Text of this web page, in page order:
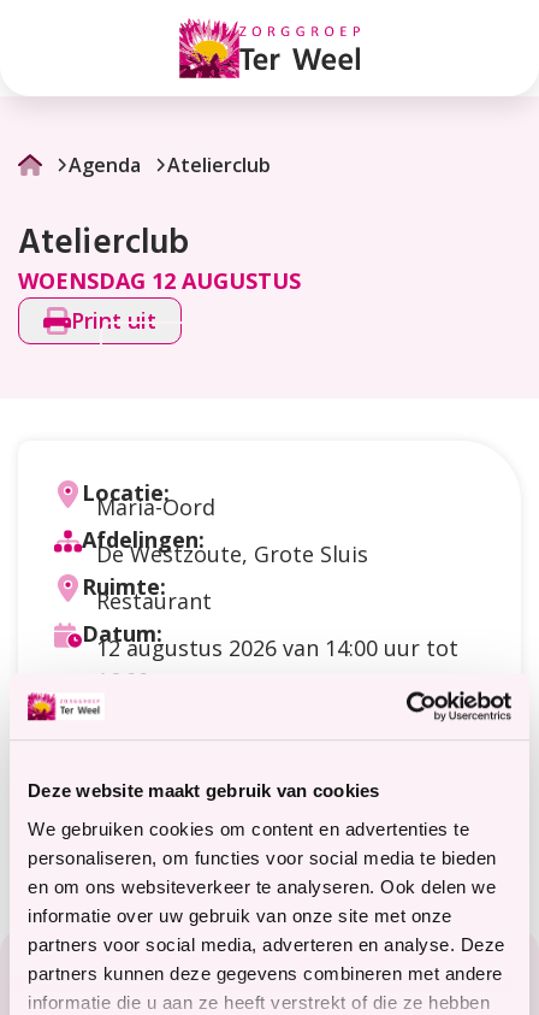
Deze website maakt gebruik van cookies
We gebruiken cookies om content en advertenties te
personaliseren, om functies voor social media te bieden
en om ons websiteverkeer te analyseren. Ook delen we
informatie over uw gebruik van onze site met onze
partners voor social media, adverteren en analyse. Deze
partners kunnen deze gegevens combineren met andere
informatie die u aan ze heeft verstrekt of die ze hebben
Atelierclub
Agenda Atelierclub
Atelierclub
WOENSDAG 12 AUGUSTUS
Print uit
Locatie:
Maria-Oord
Afdelingen:
De Westzoute, Grote Sluis
Ruimte:
Restaurant
Datum:
12 augustus 2026van 14:00 uur tot
16:00 uur
Doelgroep:
Meer informatie?
terweelactief@terweel.nl
Footer
Zorg in het Zeeuwse hart